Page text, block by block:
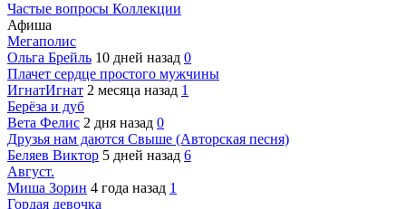
Частые вопросы Коллекции
Афиша
Мегаполис
Ольга Брейль 10 дней назад 0
Плачет сердце простого мужчины
ИгнатИгнат 2 месяца назад 1
Берёза и дуб
Вета Фелис 2 дня назад 0
Друзья нам даются Свыше (Авторская песня)
Беляев Виктор 5 дней назад 6
Август.
Миша Зорин 4 года назад 1
Гордая девочка